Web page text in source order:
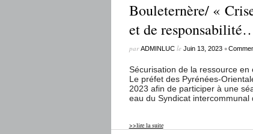
Bouleternère/ «
et de
parADMINLUCle Juin 13, 2023 •
Sécurisation de la ressource
Le préfet des Pyrénées-
2023 afin de participer à une
eau du Syndicat intercommunal
>>lire la suite